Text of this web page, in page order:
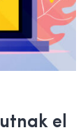
el